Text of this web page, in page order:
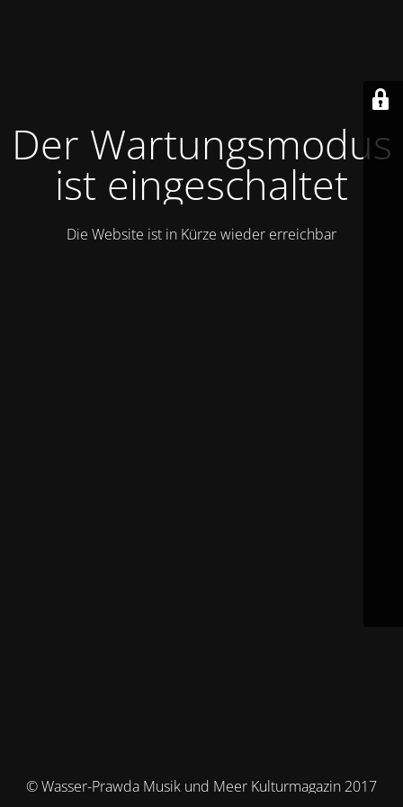
Der Wartungsmodus
ist eingeschaltet
Die Website ist in Kürze wieder erreichbar
© Wasser-Prawda Musik und Meer Kulturmagazin 2017